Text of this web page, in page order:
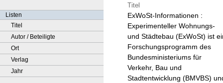
Listen
Titel
Autor / Beteiligte
Ort
Verlag
Jahr
Titel
ExWoSt-Informationen :
Experimenteller Wohnungs-
und Städtebau (ExWoSt) ist
Forschungsprogramm des
Bundesministeriums für
Verkehr, Bau und
Stadtentwicklung (BMVBS)